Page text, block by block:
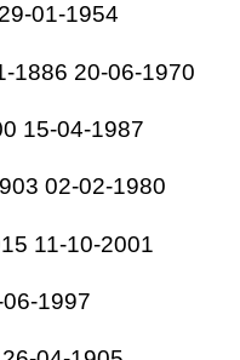
01-1954
1886 20-06-1970
15-04-1987
02-02-1980
11-10-2001
1997